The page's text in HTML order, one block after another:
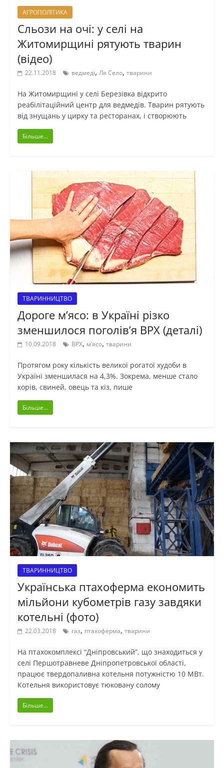
АГРОПОЛІТИКА
Сльози на очі: у селі на
Житомирщині рятують тварин
(відео)
22.11.2018 ведмеді, Ля Село, тварини
На Житомирщині у селі Березівка відкрито
реабілітаційний центр для ведмедів. Тварин рятують
від знущань у цирку та ресторанах, і створюють
Більше...
ТВАРИННИЦТВО
Дороге м’ясо: в Україні різко
зменшилося поголів’я ВРХ (деталі)
10.09.2018 ВРХ, м’ясо, тварини
Протягом року кількість великої рогатої худоби в
Україні зменшилася на 4,3%. Зокрема, менше стало
корів, свиней, овець та кіз, пише
Більше...
ТВАРИННИЦТВО
Українська птахоферма економить
мільйони кубометрів газу завдяки
котельні (фото)
22.03.2018 газ, птахоферма, тварини
На птахокомплексі “Дніпровський”, що знаходиться у
селі Першотравневе Дніпропетровської області,
працює твердопаливна котельня потужністю 10 МВт.
Котельня використовує тюковану солому
Більше...